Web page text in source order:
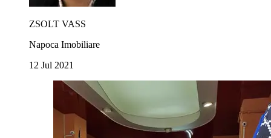
ZSOLT VASS
Napoca Imobiliare
12 Jul 2021